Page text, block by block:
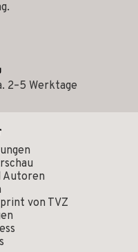
2–5 Werktage
Autoren
von TVZ